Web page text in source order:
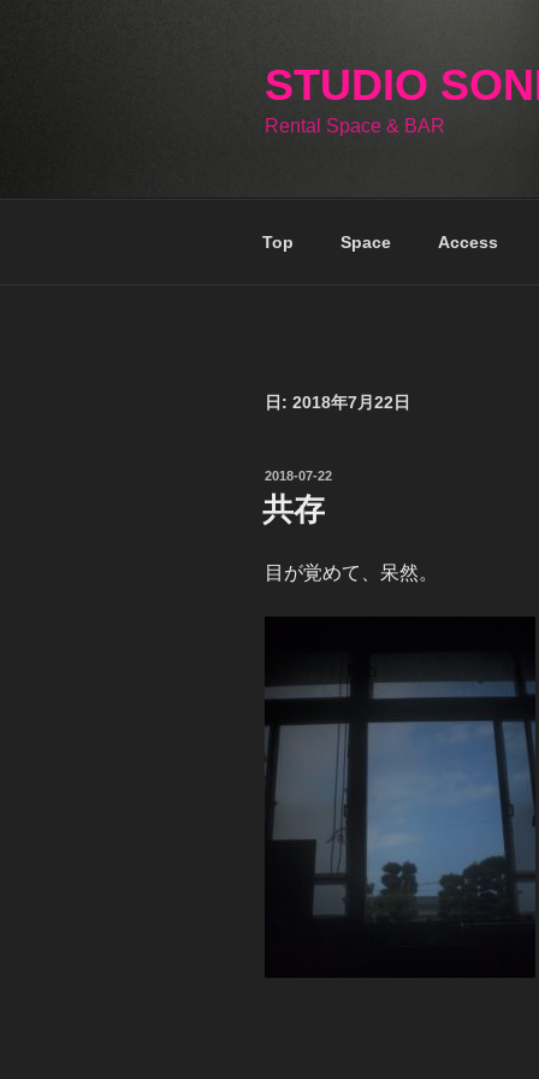
STUDIO
Rental Space & BAR
Top Space Access
日: 2018年7月22日
投
稿
日:
2018-07-22
共存
目が覚めて、呆然。